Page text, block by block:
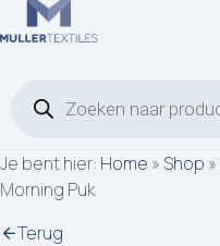
Ga naar de inhoud
Je bent hier: Home » Shop »
Morning Puk
Terug